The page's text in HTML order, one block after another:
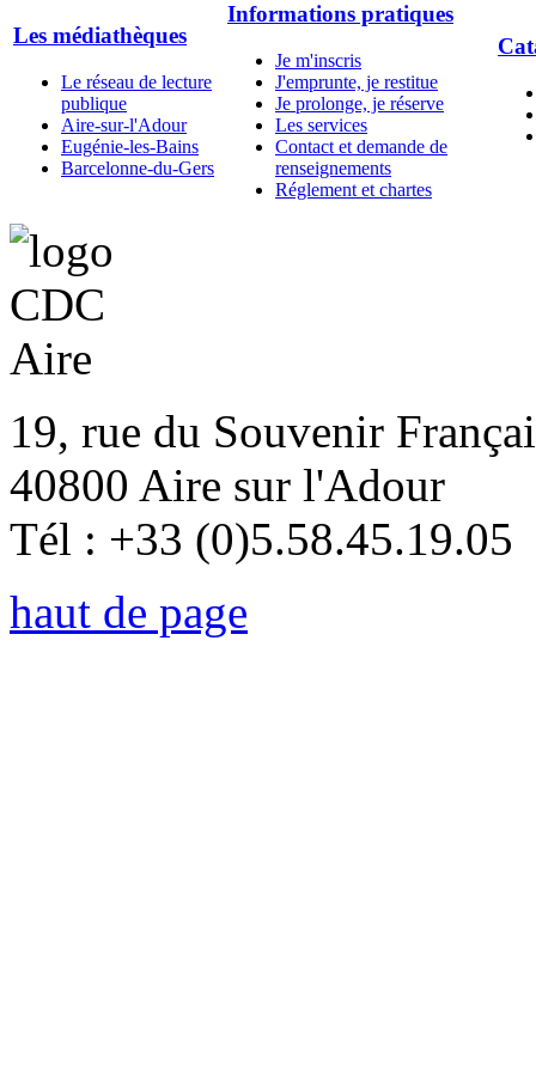
Les médiathèques
Le réseau de lecture
publique
Aire-sur-l'Adour
Eugénie-les-Bains
Barcelonne-du-Gers
Informations pratiques
Je m'inscris
J'emprunte, je restitue
Je prolonge, je réserve
Les services
Contact et demande de
renseignements
Réglement et chartes
19, rue du Souvenir
40800 Aire sur l'Adour
Tél : +33 (0)5.58.45.19.05
haut de page